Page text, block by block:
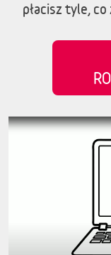
płacisz tyle,